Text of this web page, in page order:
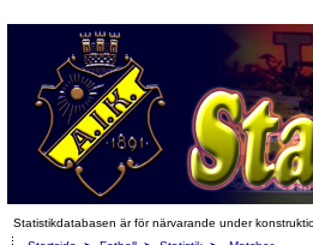
Statistikdatabasen är för närvarande under